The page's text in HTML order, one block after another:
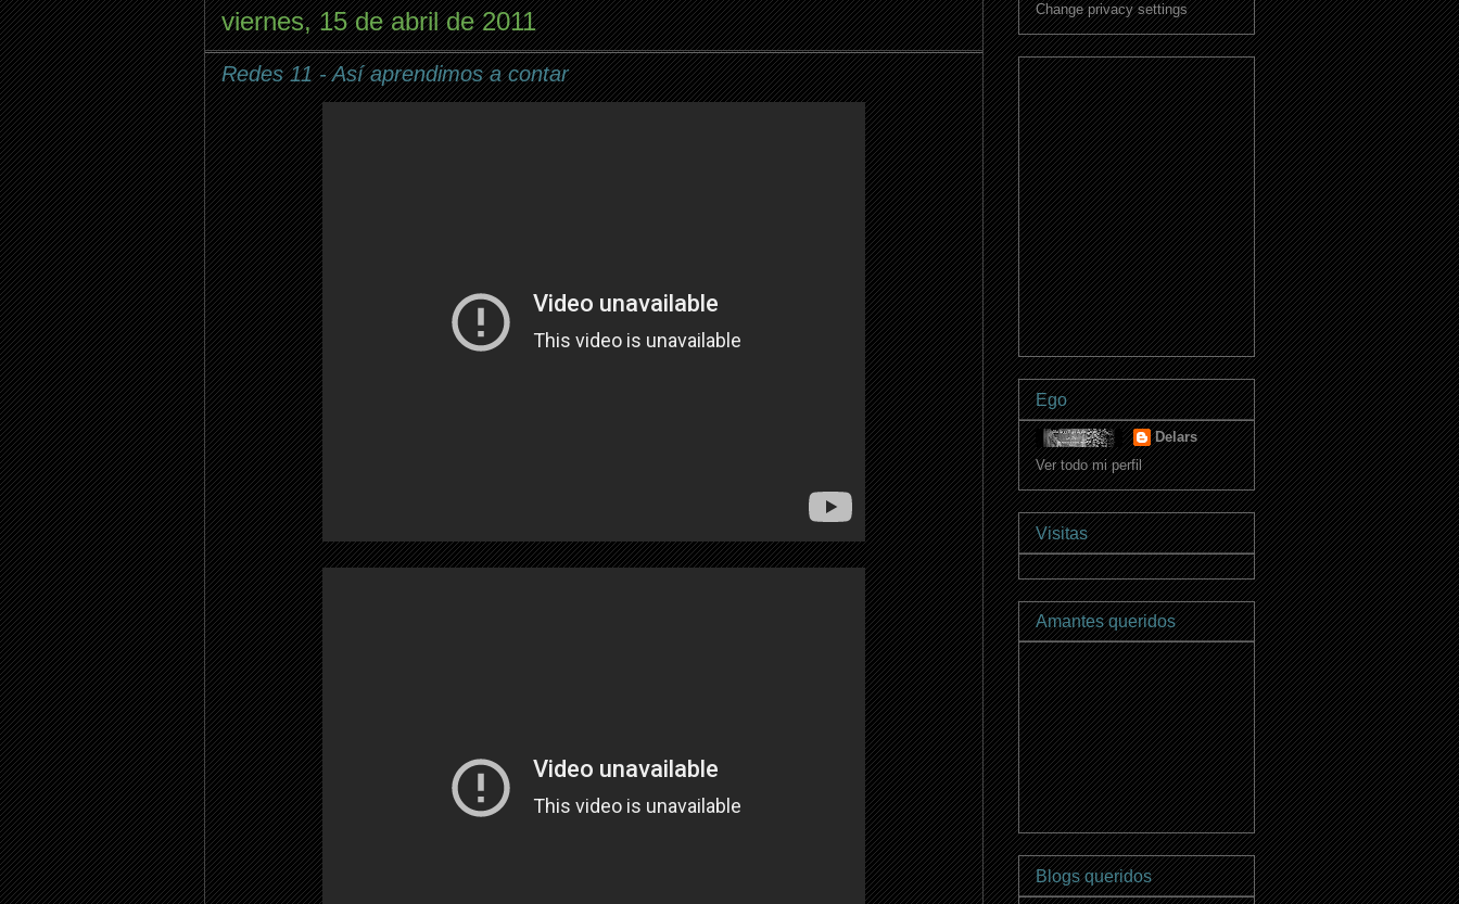
viernes, 15 de abril de 2011
Redes 11 - Así aprendimos a contar
Change privacy settings
Ego
Delars
Ver todo mi perfil
Visitas
Amantes queridos
Blogs queridos